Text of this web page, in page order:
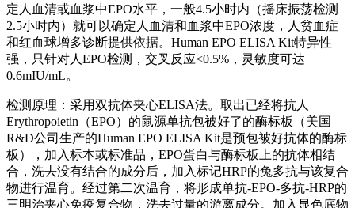
定人血清或血浆中EPO水平，一般4.5小时内（摇床振荡检测
2.5小时内）就可以确定人血清和血浆中EPO浓度，人贫血症
和红血球增多诊断提供依据。Human EPO ELISA Kit特异性
强，只针对人EPO检测，交叉反应<0.5%，灵敏度可达
0.6mIU/mL。
检测原理：采用双抗体夹心ELISA法。取出已经将抗人
Erythropoietin（EPO）的鼠源单抗包被好了的酶标板（美国
R&D公司生产的Human EPO ELISA Kit是预包被好抗体的酶标
板），加入标本或标准品，EPO蛋白与酶标板上的抗体相结
合，洗去没有结合的成分后，加入标记HRP的兔多抗与该复合
物进行温育。经过第二次温育，将形成单抗-EPO-多抗-HRP的
三明治夹心免疫复合物，洗去过量的游离成分。加入显色底物